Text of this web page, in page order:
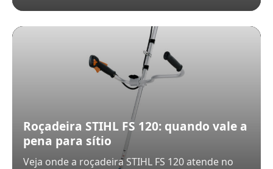
Roçadeira STIHL FS 120: quando vale a
pena para sítio
Veja onde a roçadeira STIHL FS 120 atende no